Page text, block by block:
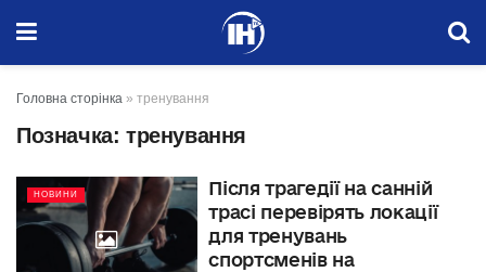
Головна сторінка » тренування
Позначка: тренування
НОВИНИ
Після трагедії на санній
трасі перевірять локації
для тренувань
спортсменів на